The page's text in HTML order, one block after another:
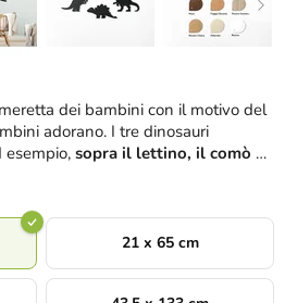
dei bambini con il motivo del
adorano. I tre dinosauri
esempio, sopra il lettino, il comò o
21 x 65 cm